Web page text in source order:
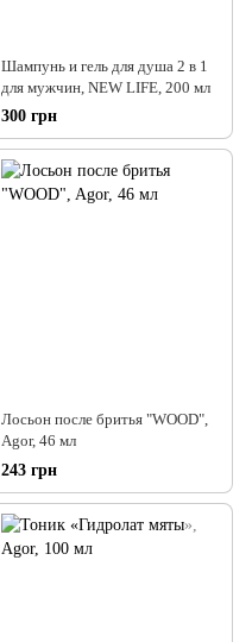
Шампунь и гель для душа 2 в 1
для мужчин, NEW LIFE, 200 мл
300 грн
Лосьон после бритья "WOOD",
Agor, 46 мл
243 грн